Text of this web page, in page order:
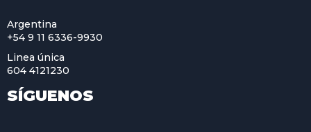
Argentina
+54 9 11 6336-9930
Linea única
604 4121230
SÍGUENOS